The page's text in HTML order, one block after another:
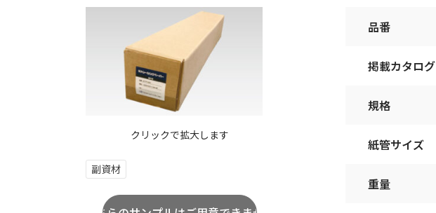
クリックで拡大します
副資材
品番
掲載カタログ
規格
紙管サイズ
重量